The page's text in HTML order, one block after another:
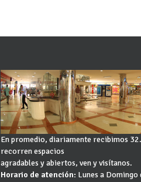
En promedio, diariamente recibimos
recorren espacios
agradables y abiertos, ven y visítanos.
Horario de atención: Lunes a